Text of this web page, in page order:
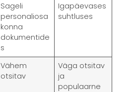
Sageli
personaliosa
konna
dokumentide
s
Igapäevases
suhtluses
Vähem
otsitav
Väga otsitav
ja
populaarne